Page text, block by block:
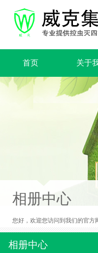
首页 关于
相册中心
您好，欢迎您访问到我们的官方
相册中心